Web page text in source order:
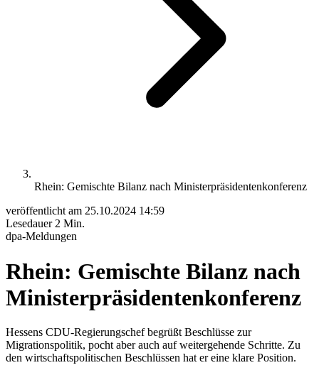
Rhein: Gemischte Bilanz nach Ministerpräsidentenkonferenz
veröffentlicht am 25.10.2024 14:59
Lesedauer 2 Min.
dpa-Meldungen
Rhein: Gemischte Bilanz nach
Ministerpräsidentenkonferenz
Hessens CDU-Regierungschef begrüßt Beschlüsse zur
Migrationspolitik, pocht aber auch auf weitergehende Schritte. Zu
den wirtschaftspolitischen Beschlüssen hat er eine klare Position.